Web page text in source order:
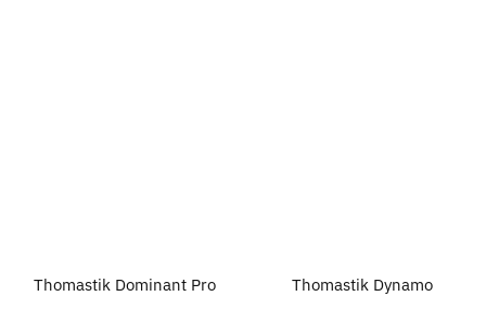
Thomastik Dominant Pro Thomastik Dynamo